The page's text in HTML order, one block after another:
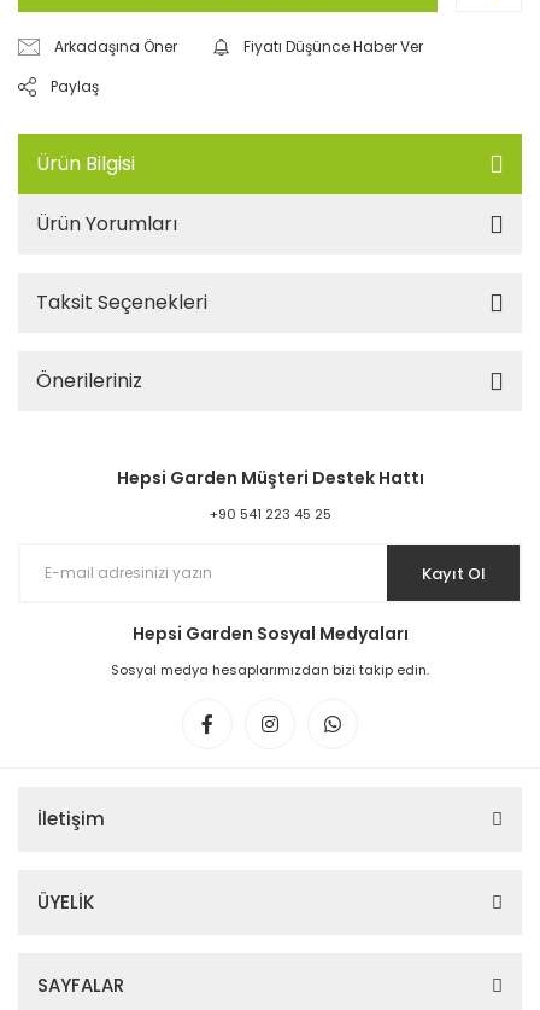
Arkadaşına Öner
Fiyatı Düşünce Haber Ver
Paylaş
Ürün Bilgisi
Ürün Yorumları
Taksit Seçenekleri
Önerileriniz
Hepsi Garden Müşteri Destek Hattı
+90 541 223 45 25
Kayıt Ol
Hepsi Garden Sosyal Medyaları
Sosyal medya hesaplarımızdan bizi takip edin.
İletişim
ÜYELİK
SAYFALAR